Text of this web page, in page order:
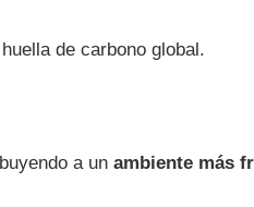
de carbono global.
a un ambiente más